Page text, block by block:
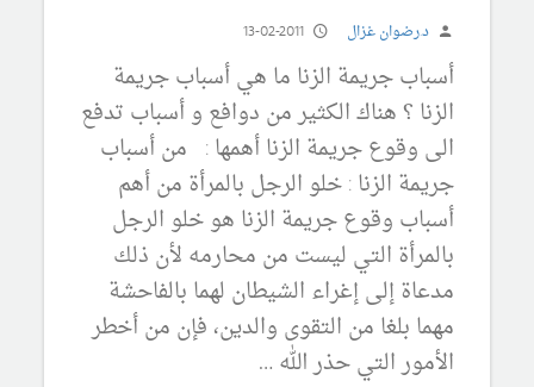
د.رضوان غزال 13-02-2011
أسباب جريمة الزنا ما هي أسباب جريمة
الزنا ؟ هناك الكثير من دوافع و أسباب تدفع
الى وقوع جريمة الزنا أهمها : من أسباب
جريمة الزنا : خلو الرجل بالمرأة من أهم
أسباب وقوع جريمة الزنا هو خلو الرجل
بالمرأة التي ليست من محارمه لأن ذلك
مدعاة إلى إغراء الشيطان لهما بالفاحشة
مهما بلغا من التقوى والدين، فإن من أخطر
الأمور التي حذر الله …